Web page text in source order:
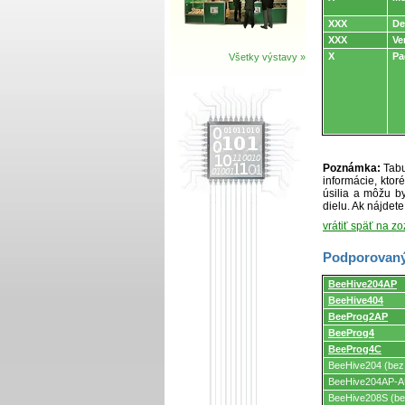
Všetky výstavy »
XXX
XXX
X
Poznámka:
informácie,
úsilia a môžu
dielu. Ak
vrátiť späť na
Podporovaný
programátormi
programovacími
adaptérmi/
BeeHive204AP
BeeHive404
BeeProg2AP
BeeProg4
BeeProg4C
BeeHive204
BeeHive204AP-
BeeHive208S